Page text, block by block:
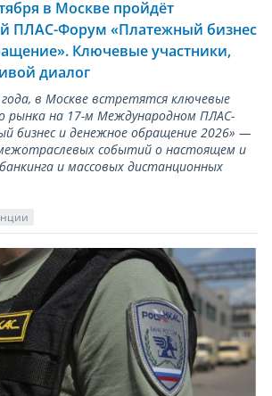
в Москве пройдёт
ПЛАС-Форум «Платежный бизнес
Ключевые участники,
диалог
в Москве встретятся ключевые
рынка на 17-м Международном ПЛАС-
бизнес и денежное обращение 2026» —
событий о настоящем и
и массовых дистанционных